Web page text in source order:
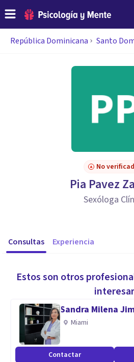
República Dominicana Santo
No
Pia Pavez
Sexóloga
Consultas Experiencia
Estos son otros
interesar
Sandra Milena
Miami
Contactar